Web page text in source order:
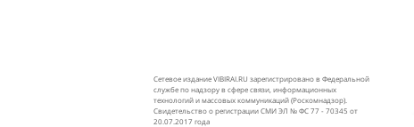
Сетевое издание VIBIRAI.RU зарегистрировано в Федеральной
службе по надзору в сфере связи, информационных
технологий и массовых коммуникаций (Роскомнадзор).
Свидетельство о регистрации СМИ ЭЛ № ФС 77 - 70345 от
20.07.2017 года